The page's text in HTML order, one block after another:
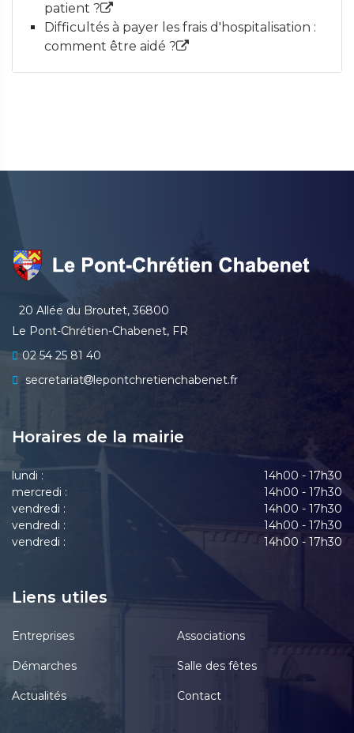
patient ?
Difficultés à payer les frais d'hospitalisation :
comment être aidé ?
20 Allée du Broutet, 36800
Le Pont-Chrétien-Chabenet, FR
02 54 25 81 40
secretariat
lepontchretienchabenet.fr
Horaires de la mairie
lundi :
14h00 - 17h30
mercredi :
14h00 - 17h30
vendredi :
14h00 - 17h30
vendredi :
14h00 - 17h30
vendredi :
14h00 - 17h30
Liens utiles
Entreprises Associations
Démarches Salle des fêtes
Actualités Contact